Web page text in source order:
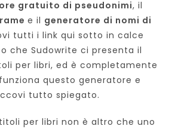
gratuito di pseudonimi, il
e il generatore di nomi di
tutti i link qui sotto in calce
che Sudowrite ci presenta il
per libri, ed è completamente
questo generatore e
tutto spiegato.
per libri non è altro che uno